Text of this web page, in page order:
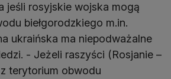
jeśli rosyjskie wojska mogą
biełgorodzkiego m.in.
ukraińska ma niepodważalne
- Jeżeli raszyści (Rosjanie –
terytorium obwodu